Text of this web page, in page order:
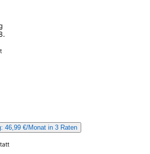
46,99 €/Monat in 3 Raten